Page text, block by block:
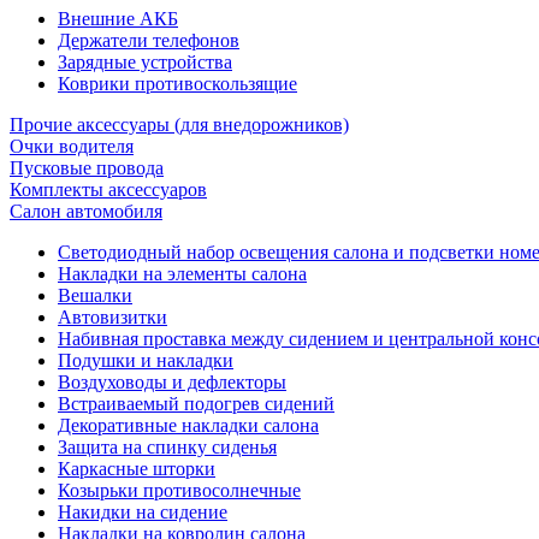
Внешние АКБ
Держатели телефонов
Зарядные устройства
Коврики противоскользящие
Прочие аксессуары (для внедорожников)
Очки водителя
Пусковые провода
Комплекты аксессуаров
Салон автомобиля
Светодиодный набор освещения салона и подсветки
Накладки на элементы салона
Вешалки
Автовизитки
Набивная проставка между сидением и центральной
Подушки и накладки
Воздуховоды и дефлекторы
Встраиваемый подогрев сидений
Декоративные накладки салона
Защита на спинку сиденья
Каркасные шторки
Козырьки противосолнечные
Накидки на сидение
Накладки на ковролин салона